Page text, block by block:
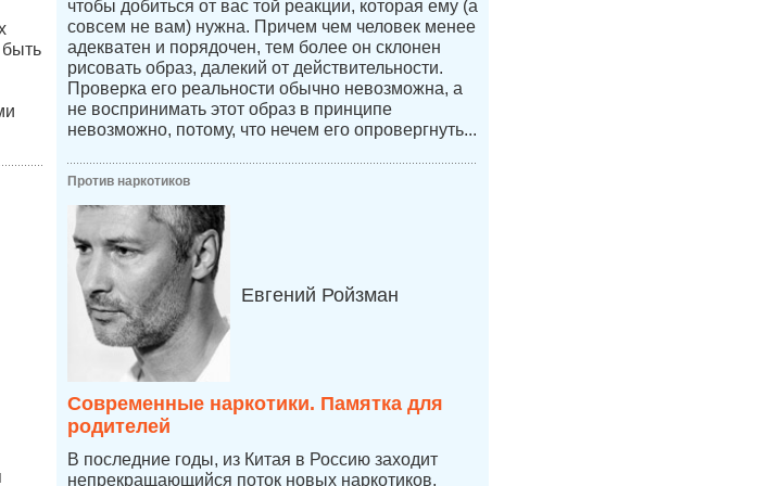
чтобы добиться от вас той реакции, которая ему (а
совсем не вам) нужна. Причем чем человек менее
адекватен и порядочен, тем более он склонен
рисовать образ, далекий от действительности.
Проверка его реальности обычно невозможна, а
не воспринимать этот образ в принципе
невозможно, потому, что нечем его опровергнуть...
Против наркотиков
Евгений Ройзман
Современные наркотики. Памятка для
родителей
В последние годы, из Китая в Россию заходит
непрекращающийся поток новых наркотиков,